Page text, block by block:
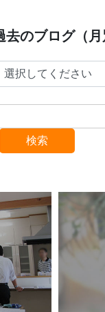
去のブログ（月
検索